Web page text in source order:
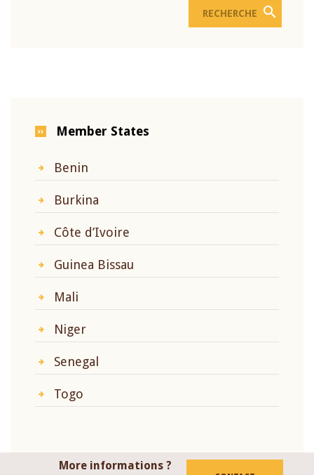
Member States
Benin
Burkina
Côte d’Ivoire
Guinea Bissau
Mali
Niger
Senegal
Togo
More informations ?